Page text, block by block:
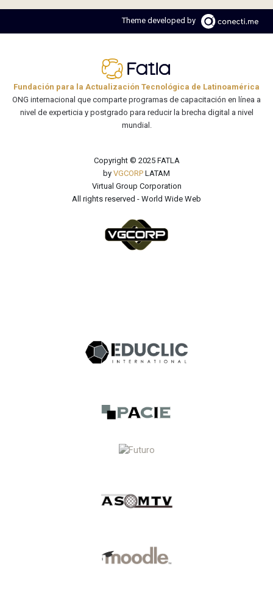
Theme developed by
Fundación para la Actualización Tecnológica de Latinoamérica
ONG internacional que comparte programas de capacitación en línea a
nivel de experticia y postgrado para reducir la brecha digital a nivel
mundial.
Copyright © 2025 FATLA
by VGCORP LATAM
Virtual Group Corporation
All rights reserved - World Wide Web